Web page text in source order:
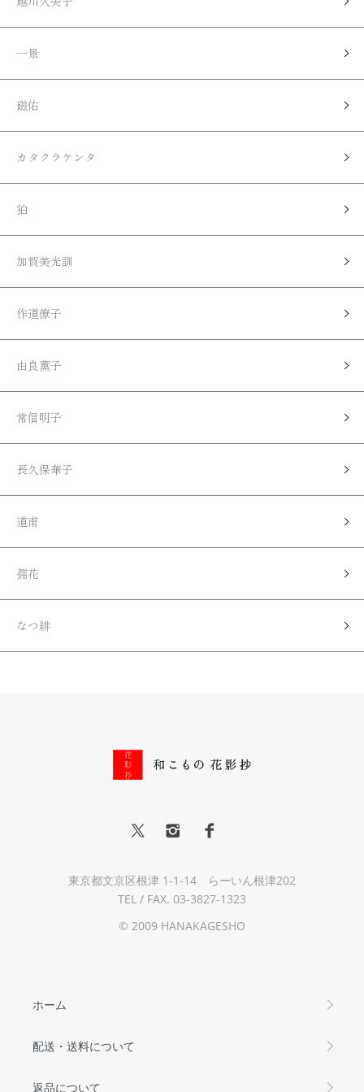
一景
磁佑
カタクラケンタ
狛
加賀美光訓
作道僚子
由良薫子
常信明子
長久保華子
道甫
孺花
なつ緋
東京都文京区根津 1-1-14 らーいん根津202
TEL / FAX. 03-3827-1323
© 2009 HANAKAGESHO
ホーム
配送・送料について
返品について